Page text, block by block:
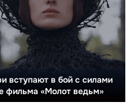
вступают в бой с силами
фильма «Молот ведьм»